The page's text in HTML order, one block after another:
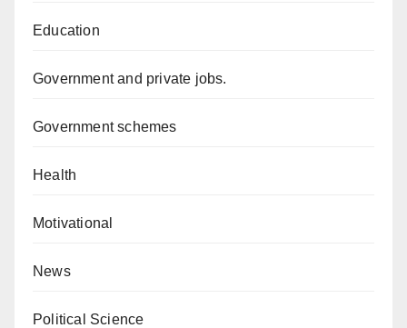
Education
Government and private jobs.
Government schemes
Health
Motivational
News
Political Science